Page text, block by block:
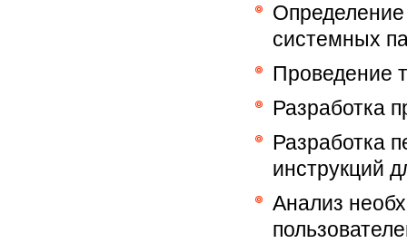
системных
Проведение
Разработка
Разработка
инструкций
Анализ